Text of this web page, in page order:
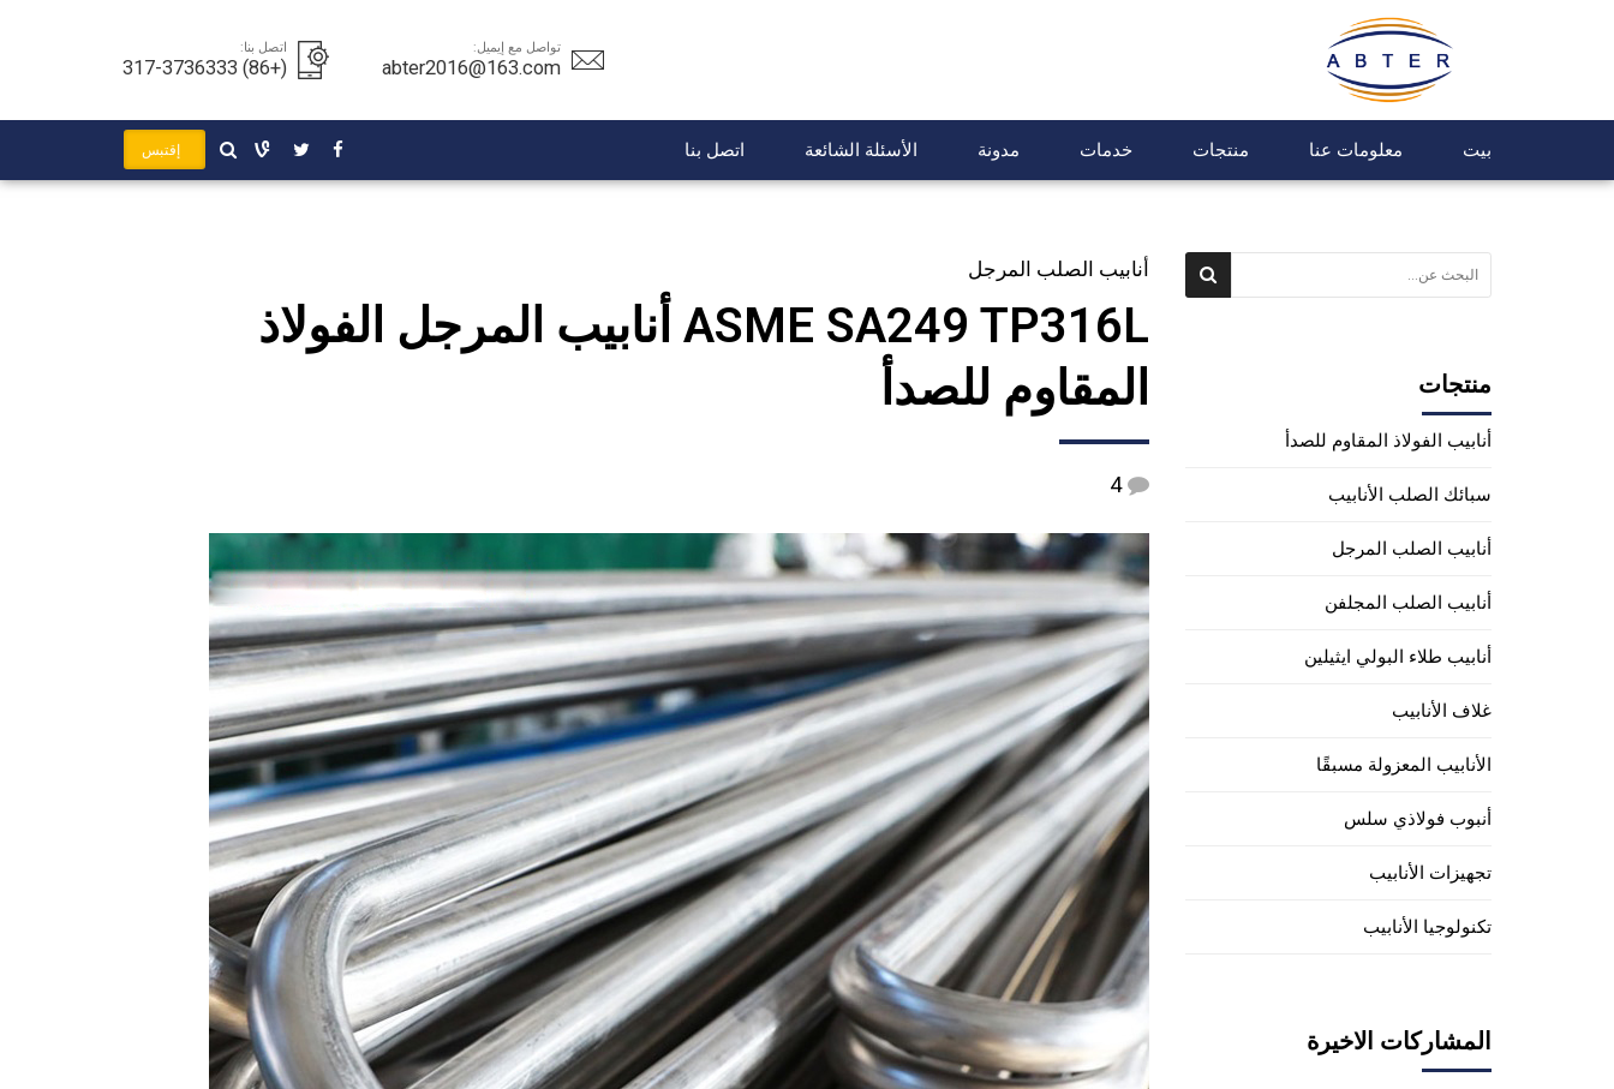
تواصل مع إيميل:
abter2016@163.com
اتصل بنا:
(+86) 317-3736333
إقتبس بيت معلومات عنا منتجات خدمات مدونة الأسئلة الشائعة اتصل بنا
أنابيب الصلب المرجل
ASME SA249 TP316L أنابيب المرجل الفولاذ
المقاوم للصدأ
4
منتجات
أنابيب الفولاذ المقاوم للصدأ
سبائك الصلب الأنابيب
أنابيب الصلب المرجل
أنابيب الصلب المجلفن
أنابيب طلاء البولي ايثيلين
غلاف الأنابيب
الأنابيب المعزولة مسبقًا
أنبوب فولاذي سلس
تجهيزات الأنابيب
تكنولوجيا الأنابيب
المشاركات الاخيرة